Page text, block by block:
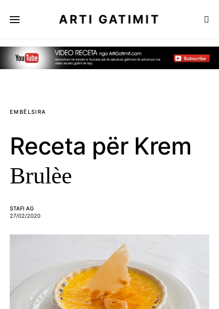
ARTI GATIMIT
EMBËLSIRA
Receta për Krem
Brulèe
STAFI AG
27/02/2020